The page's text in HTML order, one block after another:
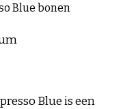
Blue bonen
Blue is een